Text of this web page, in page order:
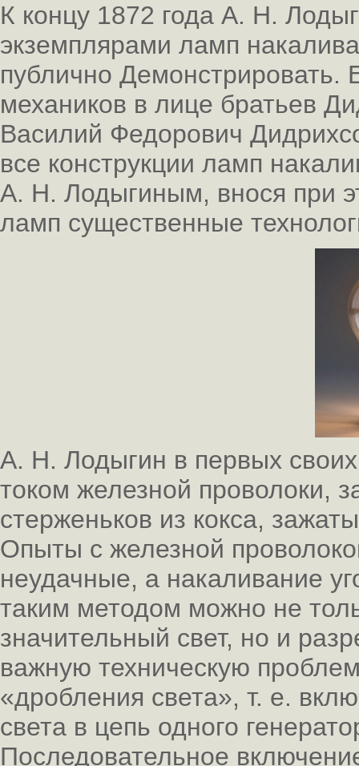
К концу 1872 года А. Н.
экземплярами ламп
публично Демонстрировать.
механиков в лице братьев
Василий Федорович
все конструкции ламп
А. Н. Лодыгиным, внося при
ламп существенные
А. Н. Лодыгин в первых
током железной проволоки,
стерженьков из кокса,
Опыты с железной
неудачные, а накаливание
таким методом можно не
значительный свет, но и
важную техническую
«дробления света», т. е.
света в цепь одного
Последовательное